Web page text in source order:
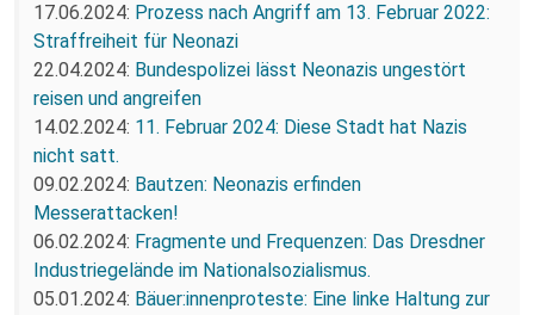
17.06.2024: Prozess nach Angriff am 13. Februar 2022:
Straffreiheit für Neonazi
22.04.2024: Bundespolizei lässt Neonazis ungestört
reisen und angreifen
14.02.2024: 11. Februar 2024: Diese Stadt hat Nazis
nicht satt.
09.02.2024: Bautzen: Neonazis erfinden
Messerattacken!
06.02.2024: Fragmente und Frequenzen: Das Dresdner
Industriegelände im Nationalsozialismus.
05.01.2024: Bäuer:innenproteste: Eine linke Haltung zur